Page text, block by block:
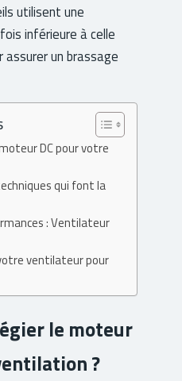
utilisent une
inférieure à celle
assurer un brassage
DC pour votre
qui font la
: Ventilateur
ventilateur pour
le moteur
?